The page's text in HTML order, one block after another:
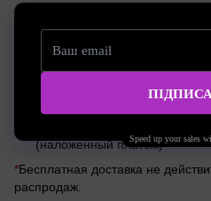
Доставка по Украине Meest 1-
Доставка заказов Meest по
(наложенный платеж)
*Бесплатная доставка не
распродаж.